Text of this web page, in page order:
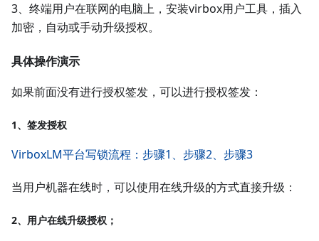
3、终端用户在联网的电脑上，安装virbox用户工具，插入
加密，自动或手动升级授权。
具体操作演示
如果前面没有进行授权签发，可以进行授权签发：
1、签发授权
VirboxLM平台写锁流程：步骤1、步骤2、步骤3
当用户机器在线时，可以使用在线升级的方式直接升级：
2、用户在线升级授权；